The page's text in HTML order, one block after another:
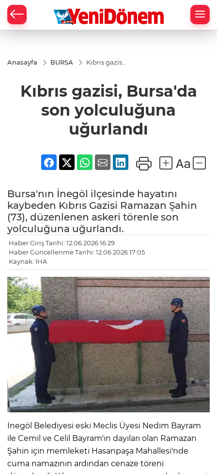
Anasayfa BURSA
Kıbrıs gazisi,
yolculuğuna
uğurlandı
Kıbrıs gazisi, Bursa'da
son yolculuğuna
uğurlandı
Bursa'nın İnegöl ilçesinde hayatını
kaybeden Kıbrıs Gazisi Ramazan Şahin
(73), düzenlenen askeri törenle son
yolculuğuna uğurlandı.
Haber Giriş Tarihi: 12.06.2026 16:29
Haber Güncellenme Tarihi: 12.06.2026 17:05
Kaynak: İHA
İnegöl Belediyesi eski Meclis Üyesi Nedim Bayram
ile Cemil ve Celil Bayram'ın dayıları olan Ramazan
Şahin için memleketi Hasanpaşa Mahallesi'nde
cuma namazının ardından cenaze töreni